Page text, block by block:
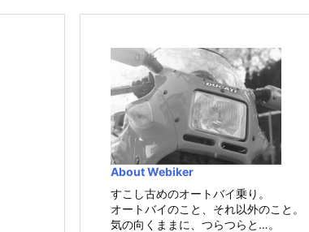
About Webiker
すこし古めのオートバイ乗り。
オートバイのこと、それ以外のこと。
気の向くままに、つらつらと…。